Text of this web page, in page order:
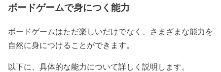
ボードゲームで身につく能力
ボードゲームはただ楽しいだけでなく、さまざまな能力を
自然に身につけることができます。
以下に、具体的な能力について詳しく説明します。